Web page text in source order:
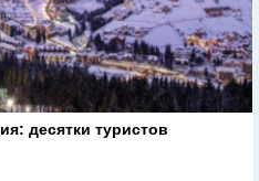
десятки туристов